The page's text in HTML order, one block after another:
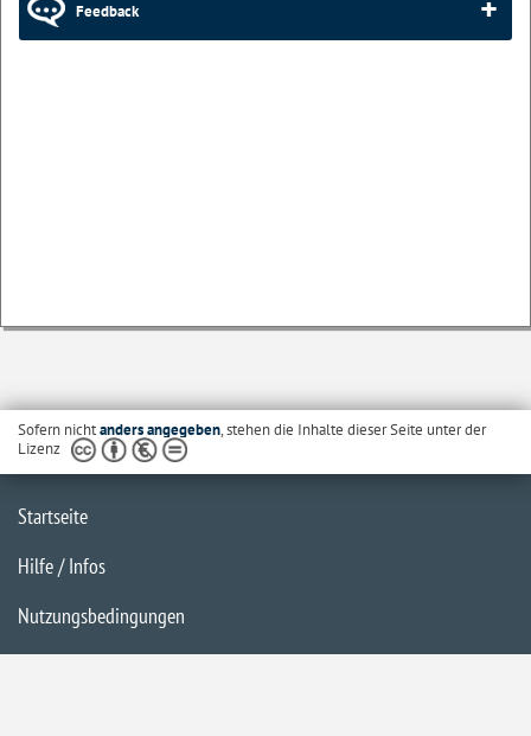
Feedback
Sofern nichtanders angegeben, stehen die Inhalte dieser Seite unter der
Lizenz
Startseite
Hilfe / Infos
Nutzungsbedingungen